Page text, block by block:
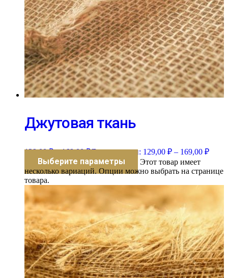
Джутовая ткань
129,00₽ – 169,00₽Диапазон цен: 129,00 ₽ – 169,00 ₽
Выберите параметры
Этот товар имеет
несколько вариаций. Опции можно выбрать на странице
товара.